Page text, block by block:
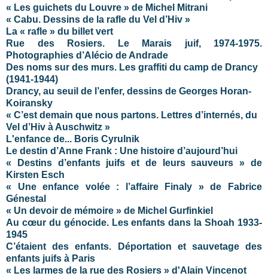
« Les guichets du Louvre » de Michel Mitrani
« Cabu. Dessins de la rafle du Vel d’Hiv »
La « rafle » du billet vert
Rue des Rosiers. Le Marais juif, 1974-1975.
Photographies d’Alécio de Andrade
Des noms sur des murs. Les graffiti du camp de Drancy
(1941-1944)
Drancy, au seuil de l’enfer, dessins de Georges Horan-
Koiransky
« C’est demain que nous partons. Lettres d’internés, du
Vel d’Hiv à Auschwitz »
L'enfance de... Boris Cyrulnik
Le destin d’Anne Frank : Une histoire d’aujourd’hui
« Destins d’enfants juifs et de leurs sauveurs » de
Kirsten Esch
« Une enfance volée : l’affaire Finaly » de Fabrice
Génestal
« Un devoir de mémoire » de Michel Gurfinkiel
Au cœur du génocide. Les enfants dans la Shoah 1933-
1945
C’étaient des enfants. Déportation et sauvetage des
enfants juifs à Paris
« Les larmes de la rue des Rosiers » d'Alain Vincenot